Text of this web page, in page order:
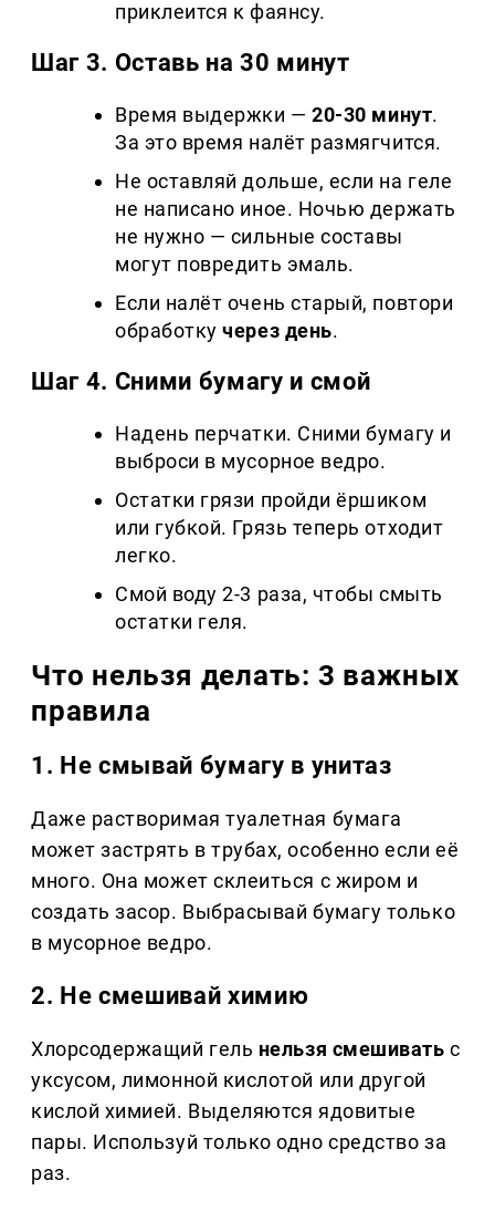
приклеится к фаянсу.
Шаг 3. Оставь на 30 минут
Время выдержки —20-30 минут.
За это время налёт размягчится.
Не оставляй дольше, если на геле
не написано иное. Ночью держать
не нужно — сильные составы
могут повредить эмаль.
Если налёт очень старый, повтори
обработкучерез день.
Шаг 4. Сними бумагу и смой
Надень перчатки. Сними бумагу и
выброси в мусорное ведро.
Остатки грязи пройди ёршиком
или губкой. Грязь теперь отходит
легко.
Смой воду 2-3 раза, чтобы смыть
остатки геля.
Что нельзя делать: 3 важных
правила
1. Не смывай бумагу в унитаз
Даже растворимая туалетная бумага
может застрять в трубах, особенно если её
много. Она может склеиться с жиром и
создать засор. Выбрасывай бумагу только
в мусорное ведро.
2. Не смешивай химию
Хлорсодержащий гель нельзя смешивать с
уксусом, лимонной кислотой или другой
кислой химией. Выделяются ядовитые
пары. Используй только одно средство за
раз.